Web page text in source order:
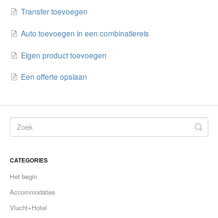
Transfer toevoegen
Auto toevoegen in een combinatiereis
Eigen product toevoegen
Een offerte opslaan
CATEGORIES
Het begin
Accommodaties
Vlucht+Hotel